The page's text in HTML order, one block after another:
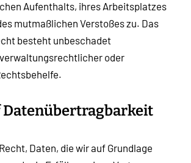
Aufenthalts, ihres Arbeitsplatzes
mutmaßlichen Verstoßes zu. Das
besteht unbeschadet
oder
Daten­übertrag­barkeit
Daten, die wir auf Grundlage